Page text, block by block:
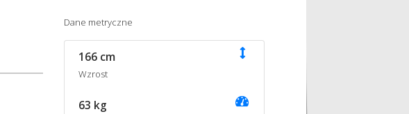
Dane metryczne
166 cm
Wzrost
63 kg